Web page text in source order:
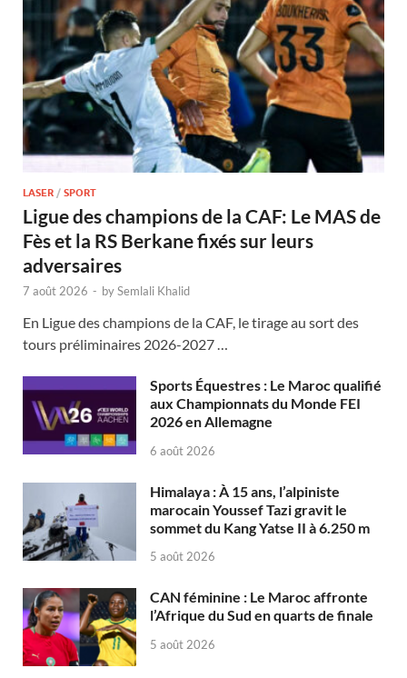
LASER / SPORT
Ligue des champions de la CAF: Le MAS de
Fès et la RS Berkane fixés sur leurs
adversaires
7 août 2026 - bySemlali Khalid
En Ligue des champions de la CAF, le tirage au sort des
tours préliminaires 2026-2027 …
Sports Équestres : Le Maroc qualifié
aux Championnats du Monde FEI
2026 en Allemagne
6 août 2026
Himalaya : À 15 ans, l’alpiniste
marocain Youssef Tazi gravit le
sommet du Kang Yatse II à 6.250 m
5 août 2026
CAN féminine : Le Maroc affronte
l’Afrique du Sud en quarts de finale
5 août 2026